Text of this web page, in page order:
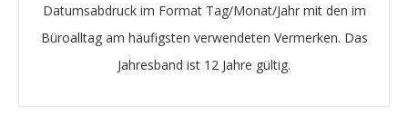
Datumsabdruck im Format Tag/Monat/Jahr mit den im
Büroalltag am häufigsten verwendeten Vermerken. Das
Jahresband ist 12 Jahre gültig.